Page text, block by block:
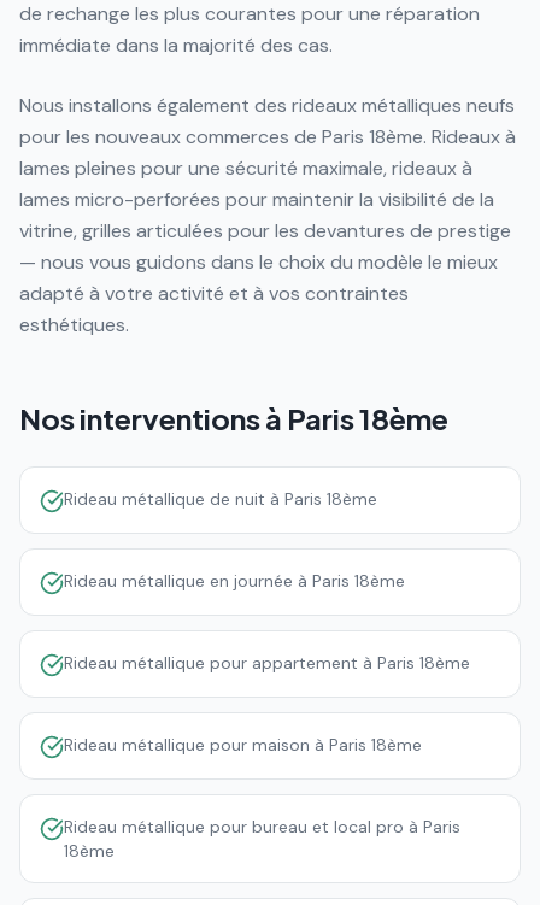
de rechange les plus courantes pour une réparation
immédiate dans la majorité des cas.
Nous installons également des rideaux métalliques neufs
pour les nouveaux commerces de Paris 18ème. Rideaux à
lames pleines pour une sécurité maximale, rideaux à
lames micro-perforées pour maintenir la visibilité de la
vitrine, grilles articulées pour les devantures de prestige
— nous vous guidons dans le choix du modèle le mieux
adapté à votre activité et à vos contraintes
esthétiques.
Nos interventions à Paris 18ème
Rideau métallique de nuit à Paris 18ème
Rideau métallique en journée à Paris 18ème
Rideau métallique pour appartement à Paris 18ème
Rideau métallique pour maison à Paris 18ème
Rideau métallique pour bureau et local pro à Paris
18ème